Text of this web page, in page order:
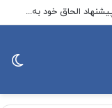
اعمال کرد